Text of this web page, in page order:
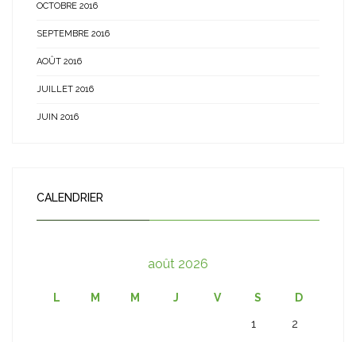
OCTOBRE 2016
SEPTEMBRE 2016
AOÛT 2016
JUILLET 2016
JUIN 2016
CALENDRIER
août 2026
L M M J V S D
1 2